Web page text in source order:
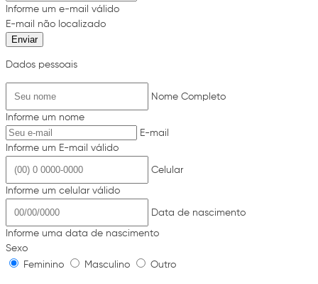
Informe um e-mail válido
E-mail não localizado
Enviar
Dados pessoais
Nome Completo
Informe um nome
E-mail
Informe um E-mail válido
Celular
Informe um celular válido
Data de nascimento
Informe uma data de nascimento
Sexo
Feminino
Masculino Outro